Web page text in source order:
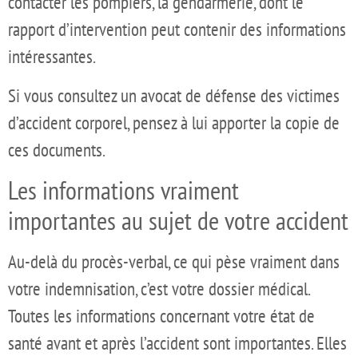
rapport d’intervention peut contenir des informations
intéressantes.
Si vous consultez un avocat de défense des victimes
d’accident corporel, pensez à lui apporter la copie de
ces documents.
Les informations vraiment
importantes au sujet de votre accident
Au-delà du procès-verbal, ce qui pèse vraiment dans
votre indemnisation, c’est votre dossier médical.
Toutes les informations concernant votre état de
santé avant et après l’accident sont importantes. Elles